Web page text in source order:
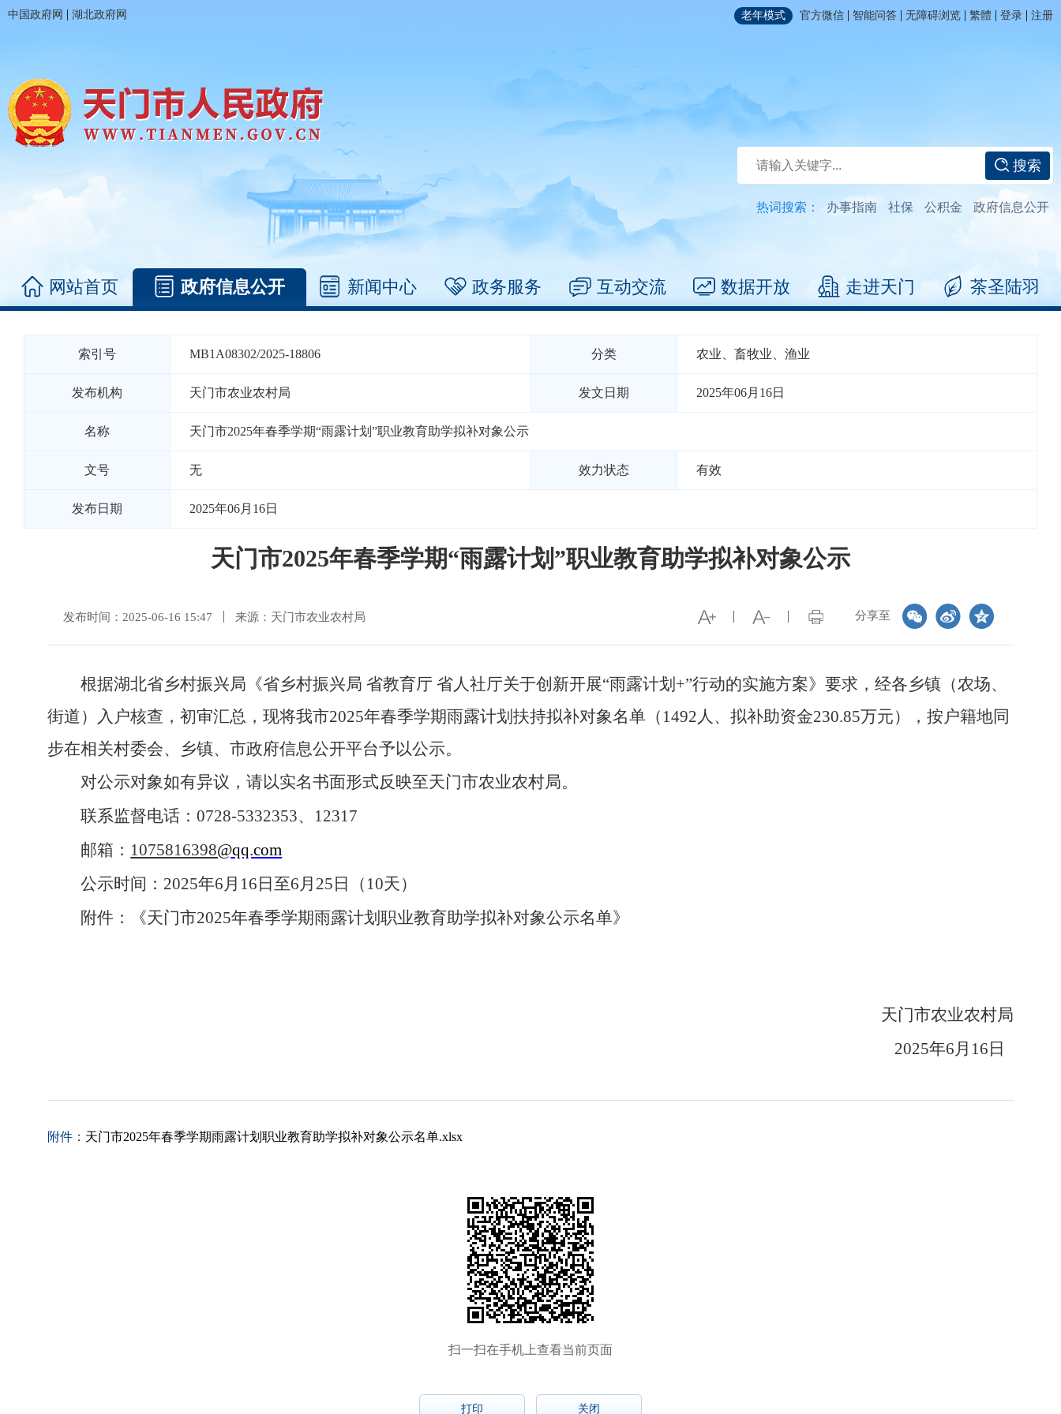
中国政府网 | 湖北政府网 老年模式 官方微信 | 智能问答 | 无障碍浏览 | 繁體 | 登录 | 注册
搜索
热词搜索： 办事指南 社保 公积金 政府信息公开
网站首页 政府信息公开 新闻中心 政务服务 互动交流 数据开放 走进天门 茶圣陆羽
索引号 MB1A08302/2025-18806 分类 农业、畜牧业、渔业
发布机构 天门市农业农村局 发文日期 2025年06月16日
名称 天门市2025年春季学期“雨露计划”职业教育助学拟补对象公示
文号 无 效力状态 有效
发布日期 2025年06月16日
天门市2025年春季学期“雨露计划”职业教育助学拟补对象公示
分享至
发布时间：2025-06-16 15:47 来源：天门市农业农村局
根据湖北省乡村振兴局 《省乡村振兴局 省教育厅 省人社厅关于创新开展“雨露计划 +”行动的实施方案》要求，经各乡镇（农场、
街道）入户核查，初审汇总，现将我市2025年春季学期雨露计划扶持拟补对象名单（ 1492人、拟补助资金230.85万元），按户籍地同
步在相关村委会、乡镇、市政府信息公开平台予以公示。
对公示对象如有异议，请以实名书面形式反映至天门市农业农村局。
联系监督电话：0728-5332353、 12317
邮箱： 1075816398@qq.com
公示时间： 2025年6月 16 日至6月 25 日（ 10天）
附件：《天门市2025年春季学期雨露计划职业教育助学拟补对象公示名单》
天门市农业农村局
2025年6月 16 日
附件： 天门市2025年春季学期雨露计划职业教育助学拟补对象公示名单.xlsx
扫一扫在手机上查看当前页面
打印 关闭